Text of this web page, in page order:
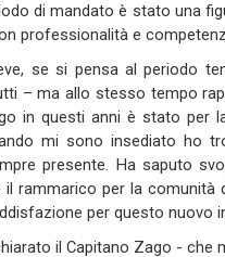
di mandato è stato una
professionalità e
se si pensa al periodo
– ma allo stesso tempo
in questi anni è stato per
mi sono insediato ho
presente. Ha saputo
il rammarico per la
per questo nuovo
il Capitano Zago - che